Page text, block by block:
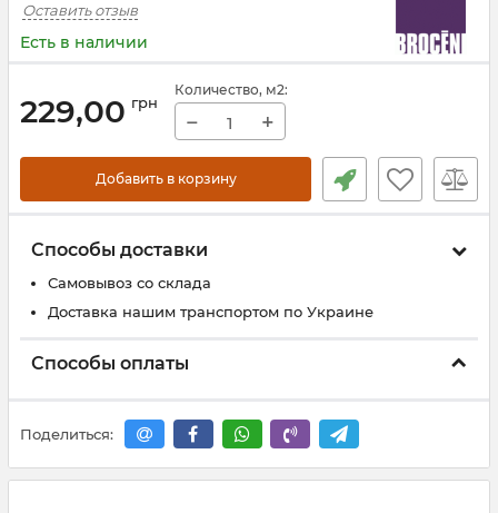
Оставить отзыв
Есть в наличии
229,00 грн
Количество, м2:
− +
Добавить в корзину
Способы доставки
Самовывоз со склада
Доставка нашим транспортом по Украине
Способы оплаты
Поделиться: